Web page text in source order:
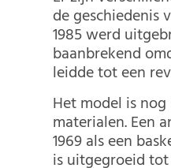
de geschiedenis
1985 werd
baanbrekend
leidde tot een
Het model is
materialen. Een
1969 als een
is uitgegroeid